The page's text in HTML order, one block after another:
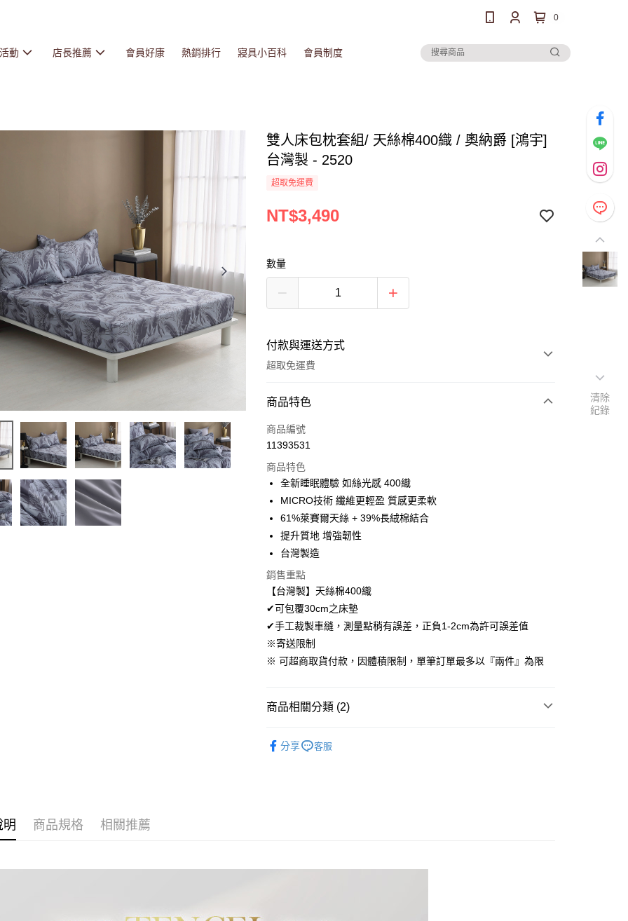
0
動 店長推薦 會員好康 熱銷排行 寢具小百科 會員制度
雙人床包枕套組/ 天絲棉400織 / 奧納爵 [鴻宇]
台灣製 - 2520
超取免運費
NT$3,490
數量
付款與運送方式
超取免運費
付款方式
信用卡一次付款
LINE Pay
Apple Pay
悠遊付
Google Pay
AFTEE先享後付
相關說明
【關於「AFTEE先享後付」】
AFTEE先享後付是「在收到商品之後才付款」的支付方式。 讓您購物簡單
便利好安心！
１．簡單：不需註冊會員、不需綁卡、不需儲值。
２．便利：只要手機號碼，簡訊認證，即可結帳。
【「AFTEE先享後付」結帳流程】
１．於結帳方式選擇「AFTEE先享後付」後，將跳轉至「AFTEE先享後
２．訂單成立數日內，您將收到繳費通知簡訊。
３．收到繳費通知簡訊後14天內，點擊此簡訊中的連結，可透過四大超商
ATM付款
運送方式
免運費
付款後全家取貨
商品特色
商品編號
11393531
商品特色
全新睡眠體驗 如絲光感 400織
MICRO技術 纖維更輕盈 質感更柔軟
61%萊賽爾天絲 + 39%長絨棉結合
提升質地 增強韌性
台灣製造
銷售重點
【台灣製】天絲棉400織
✔可包覆30cm之床墊
✔手工裁製車縫，測量點稍有誤差，正負1-2cm為許可誤差值
※寄送限制
※ 可超商取貨付款，因體積限制，單筆訂單最多以『兩件』為限
商品相關分類 (2)
分享 客服
明 商品規格 相關推薦
清除
紀錄